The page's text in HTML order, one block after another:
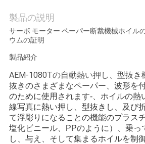
管
理
私
達
に
連
製品の説明
サーボ モーター ペーパー断裁機械ホイル
ウムの証明
製品紹介
AEM-1080Tの自動熱い押し、型抜き
抜きのさまざまなペーパー、波形を
のために使用されます-、ホイルの熱
線写真に熱い押し、型抜きし、及び
て浮彫りになることの機能のプラス
塩化ビニール、PPのように）、乗っ
し、与え、そして集まるホイルを制